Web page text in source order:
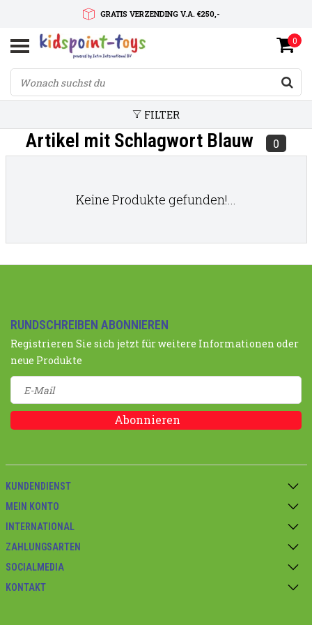
GRATIS VERZENDING V.A. €250,-
SNELLE LEVERTIJD
SERVICE OP MAAT
0
FILTER
Artikel mit Schlagwort Blauw 0
Keine Produkte gefunden!...
RUNDSCHREIBEN ABONNIEREN
Registrieren Sie sich jetzt für weitere Informationen oder
neue Produkte
Abonnieren
KUNDENDIENST
MEIN KONTO
INTERNATIONAL
ZAHLUNGSARTEN
SOCIALMEDIA
KONTAKT